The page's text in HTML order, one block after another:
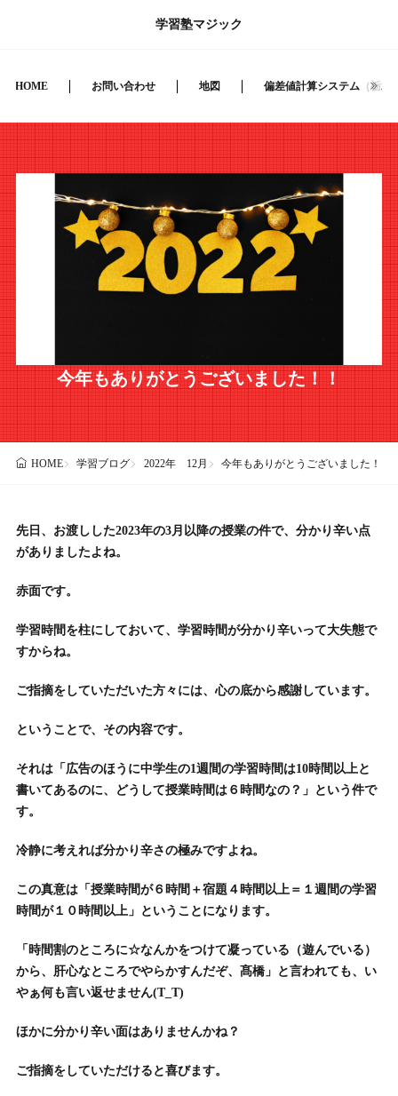
学習塾マジック
HOME お問い合わせ 地図 偏差値計算システム（栃
今年もありがとうございました！！
HOME 学習ブログ 2022年 12月 今年もありがとうございました！！
先日、お渡しした2023年の3月以降の授業の件で、分かり辛い点
がありましたよね。
赤面です。
学習時間を柱にしておいて、学習時間が分かり辛いって大失態で
すからね。
ご指摘をしていただいた方々には、心の底から感謝しています。
ということで、その内容です。
それは「広告のほうに中学生の1週間の学習時間は10時間以上と
書いてあるのに、どうして授業時間は６時間なの？」という件で
す。
冷静に考えれば分かり辛さの極みですよね。
この真意は「授業時間が６時間＋宿題４時間以上＝１週間の学習
時間が１０時間以上」ということになります。
「時間割のところに☆なんかをつけて凝っている（遊んでいる）
から、肝心なところでやらかすんだぞ、髙橋」と言われても、い
やぁ何も言い返せません(T_T)
ほかに分かり辛い面はありませんかね？
ご指摘をしていただけると喜びます。